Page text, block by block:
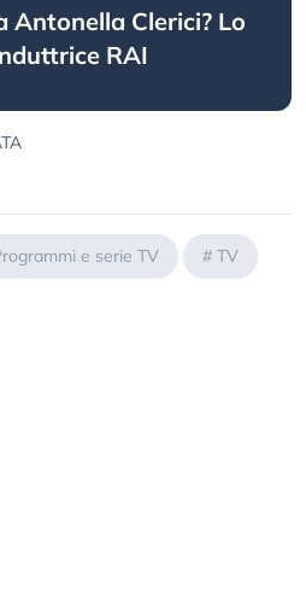
Antonella Clerici? Lo
RAI
e serie TV # TV